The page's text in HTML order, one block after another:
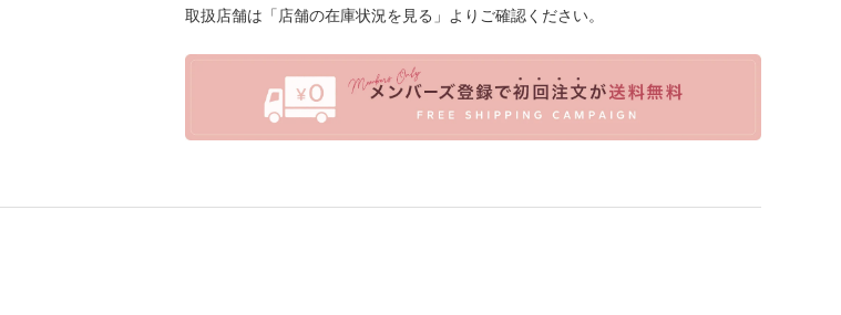
取扱店舗は「店舗の在庫状況を見る」よりご確認ください。